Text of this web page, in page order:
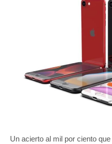
Un acierto al mil por ciento